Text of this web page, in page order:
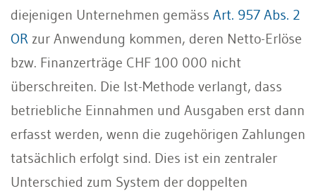
diejenigen Unternehmen gemäss Art. 957 Abs. 2
OR zur Anwendung kommen, deren Netto-Erlöse
bzw. Finanzerträge CHF 100 000 nicht
überschreiten. Die Ist-Methode verlangt, dass
betriebliche Einnahmen und Ausgaben erst dann
erfasst werden, wenn die zugehörigen Zahlungen
tatsächlich erfolgt sind. Dies ist ein zentraler
Unterschied zum System der doppelten